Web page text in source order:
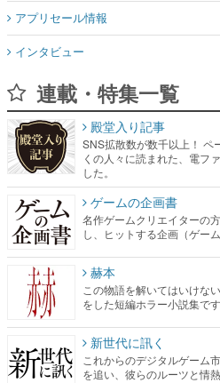
アプリセール情報
インタビュー
連載・特集一覧
殿堂入り記事
SNS拡散数が数千以上！ ペ
くの人々に読まれた、電フ
した。
ゲームの企画書
名作ゲームクリエイターの
し、ヒットする企画（ゲー
赫本
この物語を解いてはいけな
をした短編ホラー小説集です
新世代に訊く
これからのデジタルゲーム
を追い、彼らのルーツと情